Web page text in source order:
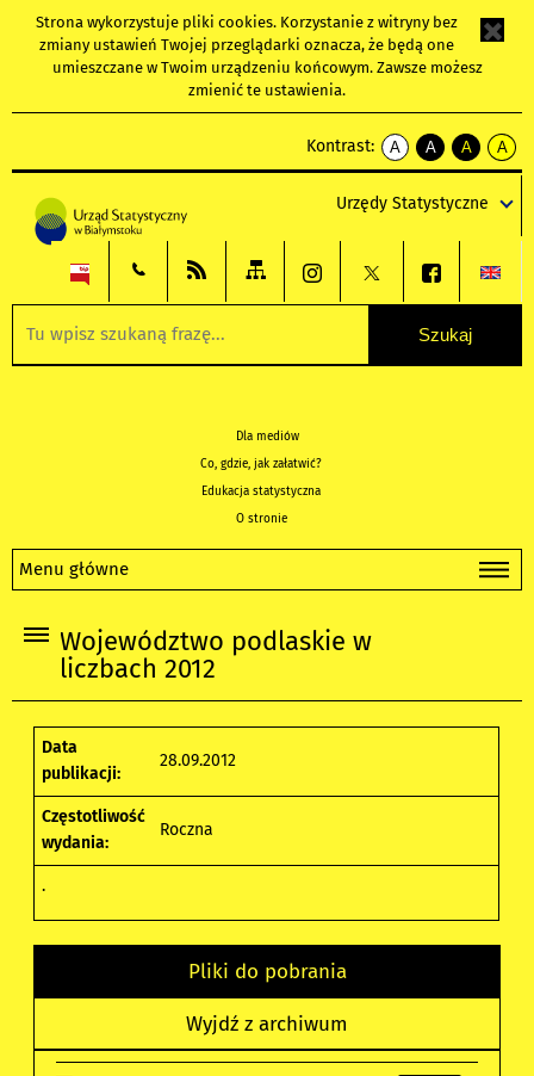
Strona wykorzystuje pliki cookies. Korzystanie z witryny bez
zmiany ustawień Twojej przeglądarki oznacza, że będą one
umieszczane w Twoim urządzeniu końcowym. Zawsze możesz
zmienić te ustawienia.
Kontrast:
A
kontrast
A
kontrast
tekst
czarnym
A
kontrast
tekst
czarnym
A
tekst
żółtym
Urzędy Statystyczne
Dla mediów
Co, gdzie, jak załatwić?
Edukacja statystyczna
O stronie
Menu główne
Województwo podlaskie w
liczbach 2012
Data
publikacji:
28.09.2012
Częstotliwość
wydania:
Roczna
.
Pliki do pobrania
Wyjdź z archiwum